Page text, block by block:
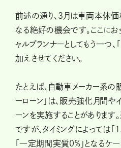
前述の通り、3月は車両本体
なる絶好の機会です。ここにお
ャルプランナーとしてもう一つ、
加えさせてください。
たとえば、自動車メーカー系の
ーローン」は、販売強化月間や
ーンを実施することがありま
ですが、タイミングによっては
「一定期間実質0%」となるケー